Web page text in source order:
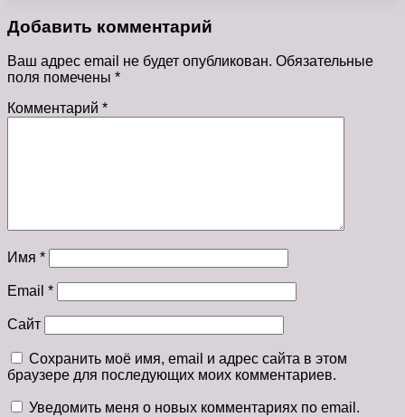
Добавить комментарий
Ваш адрес email не будет опубликован. Обязательные
поля помечены *
Комментарий *
Имя *
Email *
Сайт
Сохранить моё имя, email и адрес сайта в этом
браузере для последующих моих комментариев.
Уведомить меня о новых комментариях по email.